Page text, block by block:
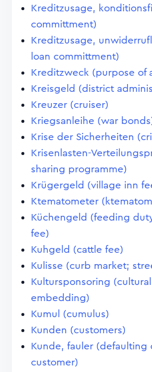
Kreditzusage,
committment)
Kreditzusage,
loan committment)
Kreditzweck (purpose of
Kreisgeld (district
Kreuzer (cruiser)
Kriegsanleihe (war
Krise der Sicherheiten
Krisenlasten-
sharing programme)
Krügergeld (village inn
Ktematometer
Küchengeld (feeding
fee)
Kuhgeld (cattle fee)
Kulisse (curb market;
Kultursponsoring
embedding)
Kumul (cumulus)
Kunden (customers)
Kunde, fauler (defaulting
customer)